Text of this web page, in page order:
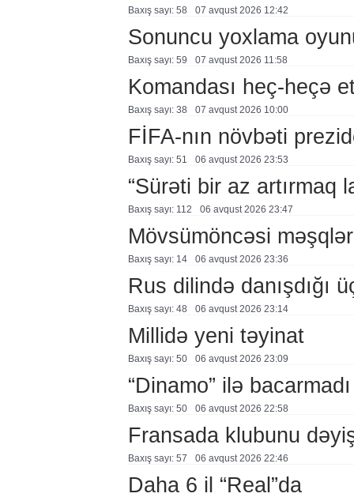
Baxış sayı: 58 07 avqust 2026 12:42
Sonuncu yoxlama
Baxış sayı: 59 07 avqust 2026 11:58
Komandası heç-heçə
Baxış sayı: 38 07 avqust 2026 10:00
FİFA-nın növbəti
Baxış sayı: 51 06 avqust 2026 23:53
“Sürəti bir az artırmaq
Baxış sayı: 112 06 avqust 2026 23:47
Mövsümöncəsi
Baxış sayı: 14 06 avqust 2026 23:36
Rus dilində danışdığı
Baxış sayı: 48 06 avqust 2026 23:14
Millidə yeni təyinat
Baxış sayı: 50 06 avqust 2026 23:09
“Dinamo” ilə bacarmadı
Baxış sayı: 50 06 avqust 2026 22:58
Fransada klubunu
Baxış sayı: 57 06 avqust 2026 22:46
Daha 6 il “Real”da